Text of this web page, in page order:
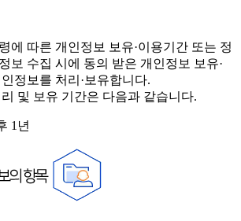
에 따른 개인정보 보유·이용기간 또는 정
보 수집 시에 동의 받은 개인정보 보유·
정보를 처리·보유합니다.
및 보유 기간은 다음과 같습니다.
1년